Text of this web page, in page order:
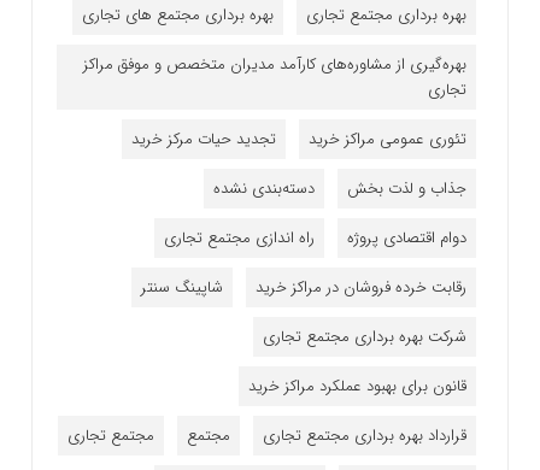
بهره برداری مجتمع تجاری
بهره برداری مجتمع های تجاری
بهره‌گیری از مشاوره‌های کارآمد مدیران متخصص و موفق مراکز
تجاری
تئوری عمومی مراکز خرید
تجدید حیات مرکز خرید
جذاب و لذت بخش
دسته‌بندی نشده
دوام اقتصادی پروژه
راه اندازی مجتمع تجاری
رقابت خرده فروشان در مراکز خرید
شاپینگ سنتر
شرکت بهره برداری مجتمع تجاری
قانون برای بهبود عملکرد مراکز خرید
قرارداد بهره برداری مجتمع تجاری
مجتمع
مجتمع تجاری